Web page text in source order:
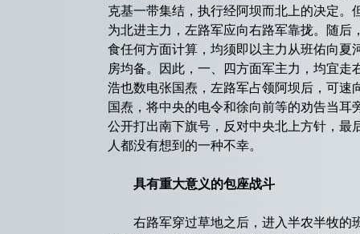
克基一带集结，执行经阿坝而北上的决定
为北进主力，左路军应向右路军靠拢。随
食任何方面计算，均须即以主力从班佑向夏
房均备。因此，一、四方面军主力，均宜
浩也数电张国焘，左路军占领阿坝后，可速
国焘，将中央的电令和徐向前等的劝告当
公开打出南下旗号，反对中央北上方针，最
人都没有想到的一种不幸。
具有重大意义的包座战斗
右路军穿过草地之后，进入半农半牧的